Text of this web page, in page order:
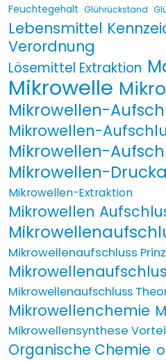
Feuchtegehalt Glührückstand
Lebensmittel
Verordnung
Lösemittel Extraktion
Mikrowelle
Mikrowellen-
Mikrowellen-
Mikrowellen-
Mikrowellen-
Mikrowellen-Extraktion
Mikrowellen
Mikrowellenaufschluss
Mikrowellenaufschluss
Mikrowellenchemie
Mikrowellensynthese
Organische Chemie